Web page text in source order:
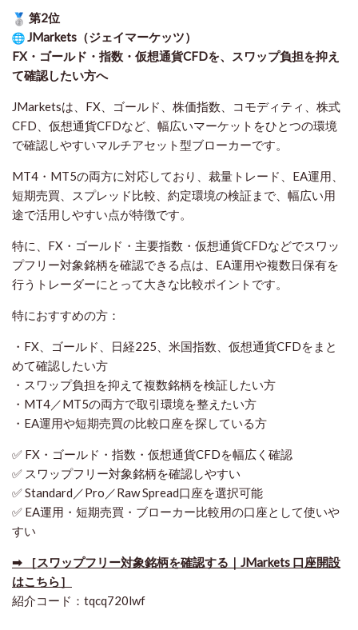
第2位
JMarkets（ジェイマーケッツ）
FX・ゴールド・指数・仮想通貨CFDを、スワップ負担を抑え
て確認したい方へ
JMarketsは、FX、ゴールド、株価指数、コモディティ、株式
CFD、仮想通貨CFDなど、幅広いマーケットをひとつの環境
で確認しやすいマルチアセット型ブローカーです。
MT4・MT5の両方に対応しており、裁量トレード、EA運用、
短期売買、スプレッド比較、約定環境の検証まで、幅広い用
途で活用しやすい点が特徴です。
特に、FX・ゴールド・主要指数・仮想通貨CFDなどでスワッ
プフリー対象銘柄を確認できる点は、EA運用や複数日保有を
行うトレーダーにとって大きな比較ポイントです。
特におすすめの方：
・FX、ゴールド、日経225、米国指数、仮想通貨CFDをまと
めて確認したい方
・スワップ負担を抑えて複数銘柄を検証したい方
・MT4／MT5の両方で取引環境を整えたい方
・EA運用や短期売買の比較口座を探している方
✅ FX・ゴールド・指数・仮想通貨CFDを幅広く確認
✅ スワップフリー対象銘柄を確認しやすい
✅ Standard／Pro／Raw Spread口座を選択可能
✅ EA運用・短期売買・ブローカー比較用の口座として使いや
すい
➡ ［スワップフリー対象銘柄を確認する｜JMarkets 口座開設
はこちら］
紹介コード：tqcq720lwf